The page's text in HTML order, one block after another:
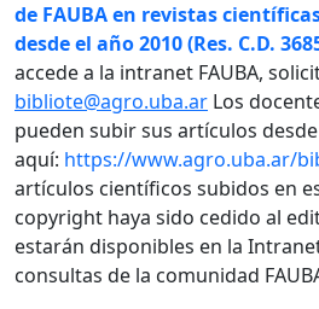
de FAUBA en revistas
desde el año 2010 (Res. C.D.
accede a la intranet FAUBA,
bibliote@agro.uba.ar Los
pueden subir sus artículos desde
aquí: https://www.agro.uba.ar/
artículos científicos subidos en
copyright haya sido cedido al
estarán disponibles en la
consultas de la comunidad